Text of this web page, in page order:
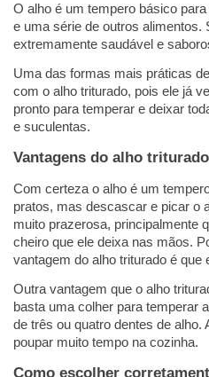
O alho é um tempero básico
e uma série de outros alimentos.
extremamente saudável e
Uma das formas mais práticas
com o alho triturado, pois ele já
pronto para temperar e deixar
e suculentas.
Vantagens do alho triturado
Com certeza o alho é um
pratos, mas descascar e picar o
muito prazerosa, principalmente
cheiro que ele deixa nas mãos.
vantagem do alho triturado é que
Outra vantagem que o alho
basta uma colher para temperar
de três ou quatro dentes de alho.
poupar muito tempo na cozinha.
Como escolher